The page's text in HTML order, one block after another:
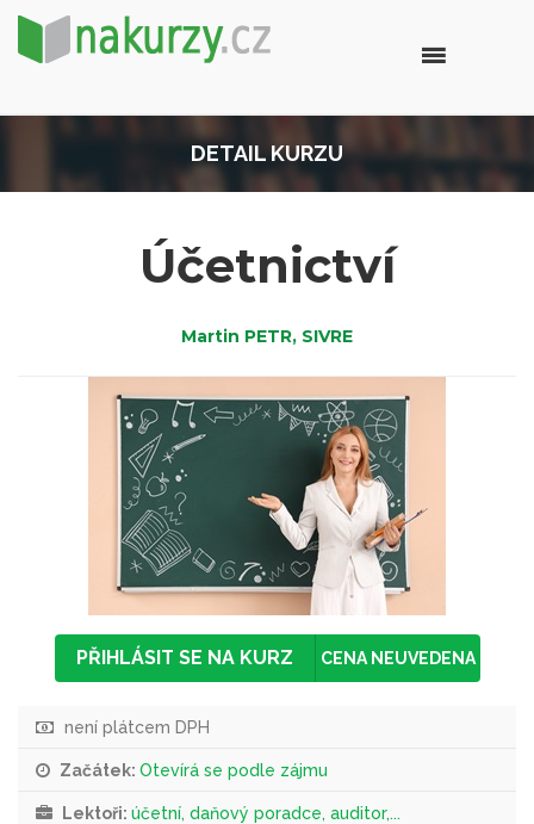
DETAIL KURZU
Účetnictví
Martin PETR, SIVRE
PŘIHLÁSIT SE NA KURZ CENA NEUVEDENA
není plátcem DPH
Začátek: Otevírá se podle zájmu
Lektoři: účetní, daňový poradce, auditor,...